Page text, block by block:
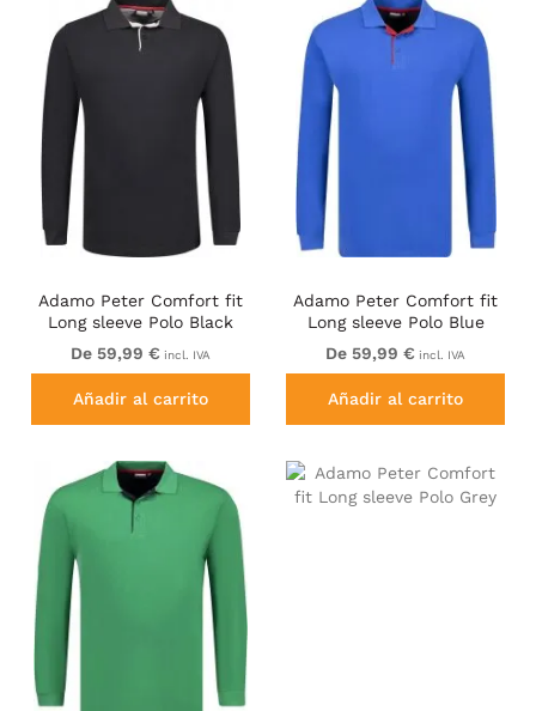
Adamo Peter Comfort fit
Long sleeve Polo Black
De 59,99 € incl. IVA
Añadir al carrito
Adamo Peter Comfort fit
Long sleeve Polo Blue
De 59,99 € incl. IVA
Añadir al carrito